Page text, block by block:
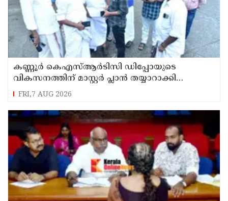
കണ്ണൂർ കെഎസ്ആർടിസി ഡിപ്പോയുടെ
വികസനത്തിന് മാസ്റ്റർ പ്ലാൻ തയ്യാറാക്കി
സമർപ്പിക്കും : ടി ഒ മോഹനൻ എം എൽ എ
FRI,7 AUG 2026